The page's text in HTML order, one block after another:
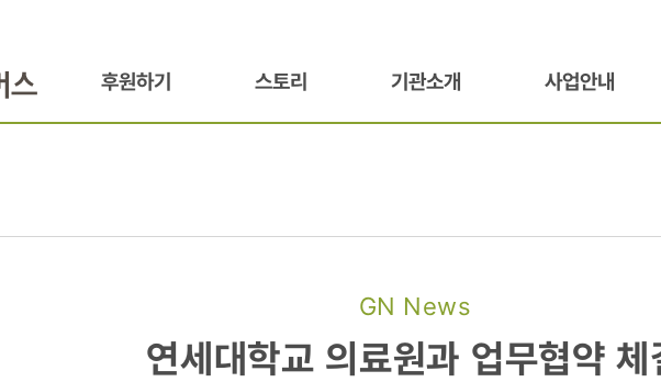
후원하기 스토리 기관소개 사업안내
GN News
연세대학교 의료원과 업무협약 체